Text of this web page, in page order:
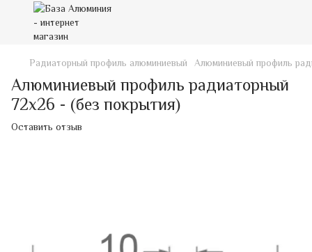
Радиаторный профиль алюминиевый Алюминиевый профиль
Алюминиевый профиль радиаторный
72х26 - (без покрытия)
Оставить отзыв